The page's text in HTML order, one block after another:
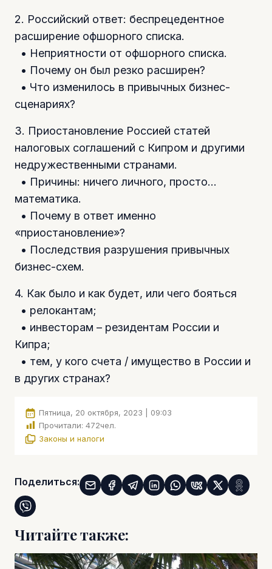
2. Российский ответ: беспрецедентное
расширение офшорного списка.
• Неприятности от офшорного списка.
• Почему он был резко расширен?
• Что изменилось в привычных бизнес-
сценариях?
3. Приостановление Россией статей
налоговых соглашений с Кипром и другими
недружественными странами.
• Причины: ничего личного, просто…
математика.
• Почему в ответ именно
«приостановление»?
• Последствия разрушения привычных
бизнес-схем.
4. Как было и как будет, или чего бояться
• релокантам;
• инвесторам – резидентам России и
Кипра;
• тем, у кого счета / имущество в России и
в других странах?
Пятница, 20 октября, 2023 | 09:03
Прочитали: 472чел.
Законы и налоги
Поделиться:
Читайте также: